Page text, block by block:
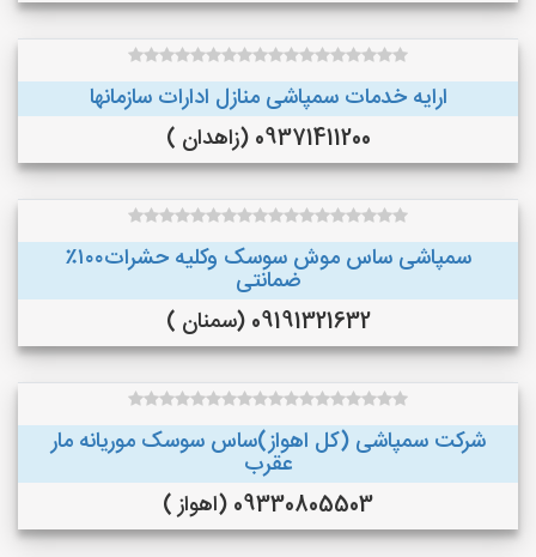
ارایه خدمات سمپاشی منازل ادارات سازمانها
09371411200 (زاهدان )
سمپاشی ساس موش سوسک وکلیه حشرات۱۰۰٪
ضمانتی
09191321632 (سمنان )
شرکت سمپاشی (کل اهواز)ساس سوسک موریانه مار
عقرب
09330805503 (اهواز )